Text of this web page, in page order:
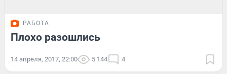
РАБОТА
Плохо разошлись
14 апреля, 2017, 22:00 5 144 4